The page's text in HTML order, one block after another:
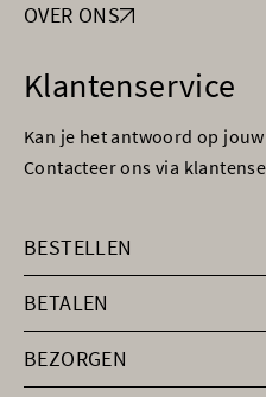
OVER ONS
Klantenservice
Kan je het antwoord op
Contacteer ons via
BESTELLEN
BETALEN
BEZORGEN